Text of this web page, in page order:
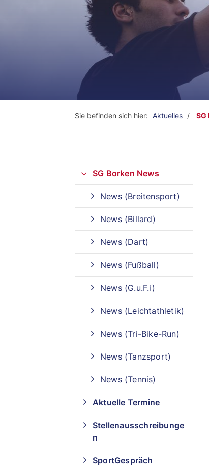
Sie befinden sich hier: Aktuelles SG
SG Borken News
News (Breitensport)
News (Billard)
News (Dart)
News (Fußball)
News (G.u.F.i)
News (Leichtathletik)
News (Tri-Bike-Run)
News (Tanzsport)
News (Tennis)
Aktuelle Termine
Stellenausschreibunge
n
SportGespräch
Quicklinks
Sportangebote
Unser Sportangebot
Sportangebot A-Z